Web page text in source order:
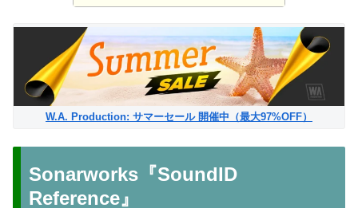
W.A. Production: サマーセール 開催中（最大97%OFF）
Sonarworks『SoundID
Reference』